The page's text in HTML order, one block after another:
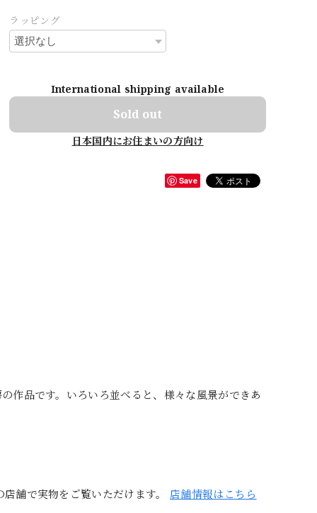
ラッピング
International shipping available
Sold out
日本国内にお住まいの方向け
Save
作品です。いろいろ並べると、様々な風景ができあ
舗で実物をご覧いただけます。 店舗情報はこちら